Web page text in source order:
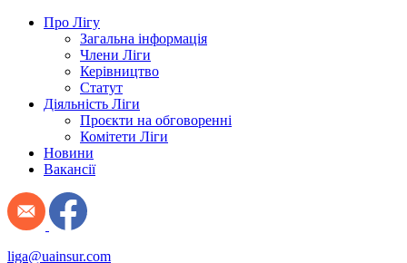
Про Лігу
Загальна інформація
Члени Ліги
Керівництво
Статут
Діяльність Ліги
Проєкти на обговоренні
Комітети Ліги
Новини
Вакансії
liga@uainsur.com